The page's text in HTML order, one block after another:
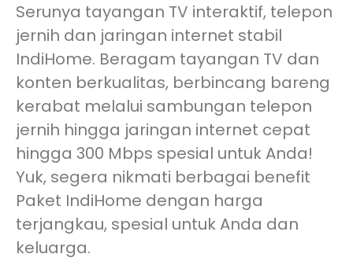
Serunya tayangan TV interaktif, telepon
jernih dan jaringan internet stabil
IndiHome. Beragam tayangan TV dan
konten berkualitas, berbincang bareng
kerabat melalui sambungan telepon
jernih hingga jaringan internet cepat
hingga 300 Mbps spesial untuk Anda!
Yuk, segera nikmati berbagai benefit
Paket IndiHome dengan harga
terjangkau, spesial untuk Anda dan
keluarga.